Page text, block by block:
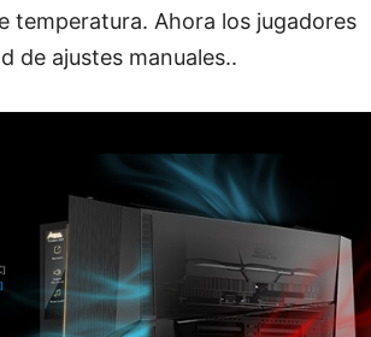
temperatura. Ahora los jugadores
de ajustes manuales..